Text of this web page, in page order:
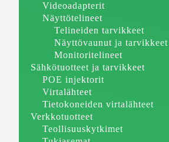
Videoadapterit
Näyttötelineet
Telineiden tarvikkeet
Näyttövaunut ja tarvikkeet
Monitoritelineet
Sähkötuotteet ja tarvikkeet
POE injektorit
Virtalähteet
Tietokoneiden virtalähteet
Verkkotuotteet
Teollisuuskytkimet